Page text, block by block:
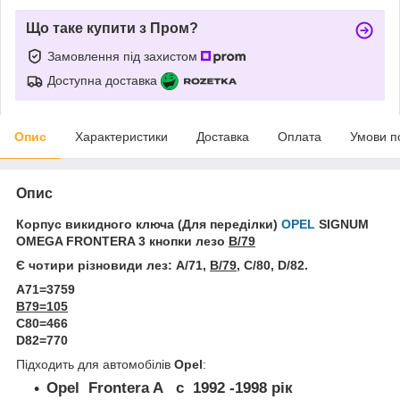
Що таке купити з Пром?
Замовлення під захистом
Доступна доставка
Опис Характеристики Доставка Оплата Умови
Опис
Корпус викидного ключа (Для переділки) OPEL SIGNUM
OMEGA FRONTERA 3 кнопки лезо В/79
Є чотири різновиди лез: А/71, В/79, С/80, D/82.
A71=3759
B79=105
C80=466
D82=770
Підходить для автомобілів Opel:
Opel Frontera A c 1992 -1998 рік